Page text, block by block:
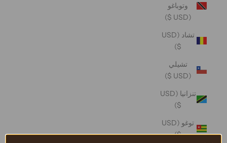
وتوباغو
(USD $)
تشاد (USD
$)
تشيلي
(USD $)
تنزانيا (USD
$)
توغو (USD
$)